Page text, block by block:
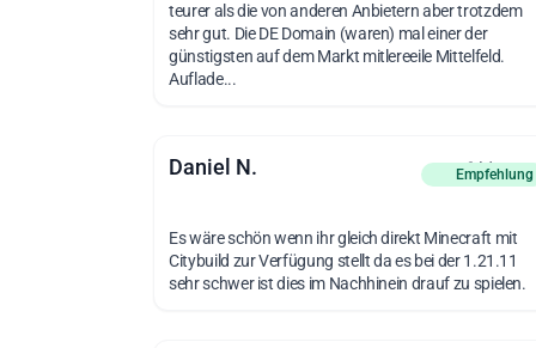
teurer als die von anderen Anbietern aber trotzdem
sehr gut. Die DE Domain (waren) mal einer der
günstigsten auf dem Markt mitlereeile Mittelfeld.
Auflade...
Empfehlung
Daniel N. vor 6
Es wäre schön wenn ihr gleich direkt Minecraft mit
Citybuild zur Verfügung stellt da es bei der 1.21.11
sehr schwer ist dies im Nachhinein drauf zu spielen.